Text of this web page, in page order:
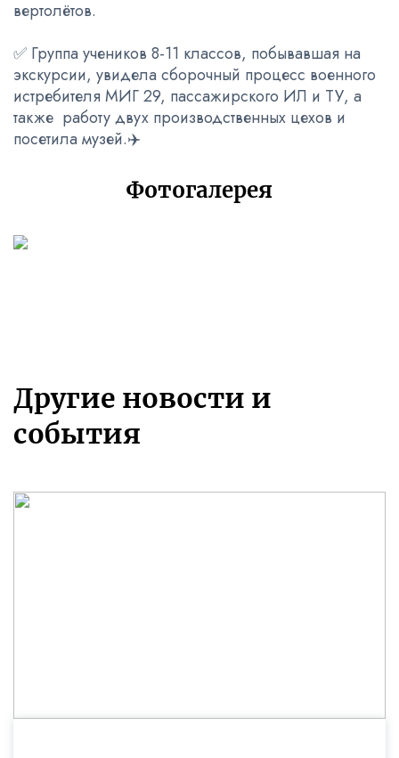
вертолётов.
✅ Группа учеников 8-11 классов, побывавшая на
экскурсии, увидела сборочный процесс военного
истребителя МИГ 29, пассажирского ИЛ и ТУ, а
также работу двух производственных цехов и
посетила музей.✈️
Фотогалерея
Другие новости и
события